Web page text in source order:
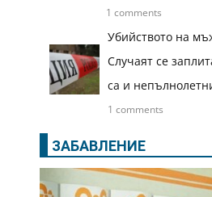
1 comments
Убийството на
Случаят се
са и
1 comments
ЗАБАВЛЕНИЕ